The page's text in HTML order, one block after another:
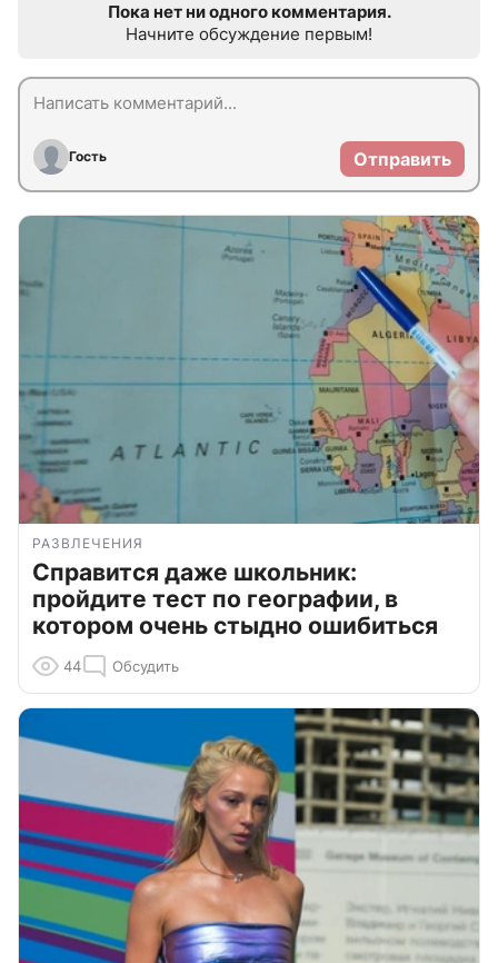
Пока нет ни одного комментария.
Начните обсуждение первым!
Гость Отправить
РАЗВЛЕЧЕНИЯ
Справится даже школьник:
пройдите тест по географии, в
котором очень стыдно ошибиться
44 Обсудить